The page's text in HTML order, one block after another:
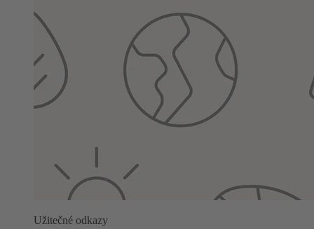
Užitečné odkazy